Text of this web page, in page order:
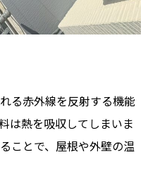
る赤外線を反射する機能
は熱を吸収してしまいま
ことで、屋根や外壁の温